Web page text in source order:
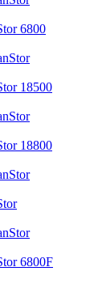
6800
18500
18800
6800F